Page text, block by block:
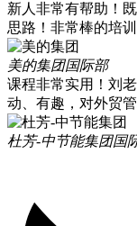
新人非常有帮助！
思路！非常棒的培训
美的集团国际部
课程非常实用！刘
动、有趣，对外贸
杜芳-中节能集团国